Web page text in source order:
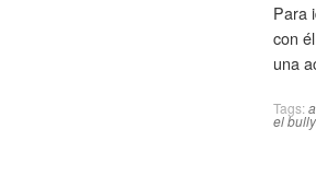
Para
con
una
Tags:
el